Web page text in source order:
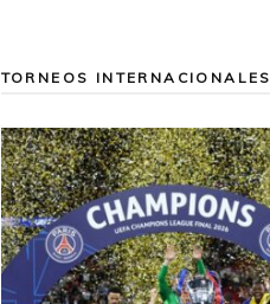
TORNEOS INTERNACIONALES